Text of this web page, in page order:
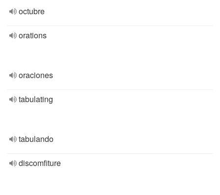
octubre
orations
oraciones
tabulating
tabulando
discomfiture